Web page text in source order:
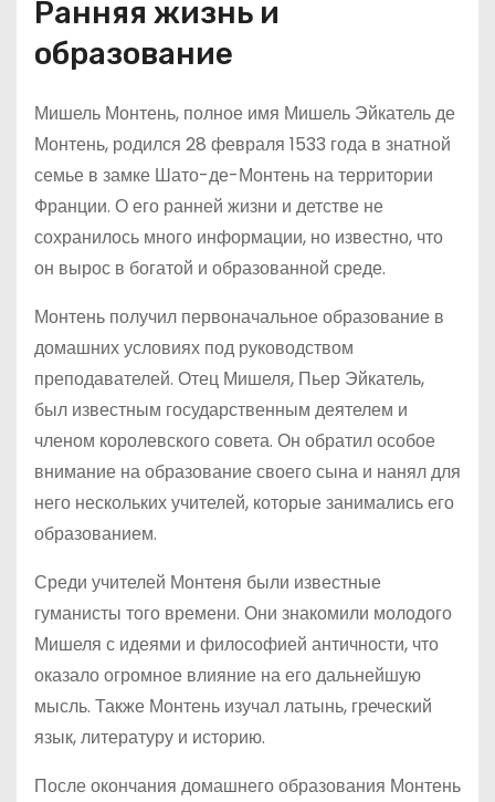
Ранняя жизнь и
образование
Мишель Монтень, полное имя Мишель Эйкатель де
Монтень, родился 28 февраля 1533 года в знатной
семье в замке Шато-де-Монтень на территории
Франции. О его ранней жизни и детстве не
сохранилось много информации, но известно, что
он вырос в богатой и образованной среде.
Монтень получил первоначальное образование в
домашних условиях под руководством
преподавателей. Отец Мишеля, Пьер Эйкатель,
был известным государственным деятелем и
членом королевского совета. Он обратил особое
внимание на образование своего сына и нанял для
него нескольких учителей, которые занимались его
образованием.
Среди учителей Монтеня были известные
гуманисты того времени. Они знакомили молодого
Мишеля с идеями и философией античности, что
оказало огромное влияние на его дальнейшую
мысль. Также Монтень изучал латынь, греческий
язык, литературу и историю.
После окончания домашнего образования Монтень